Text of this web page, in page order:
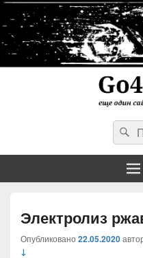
Go4Gu.ru
личный опыт недорогого,
for:
Электролиз
Опубликовано 22.05.2020
↓